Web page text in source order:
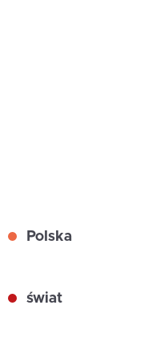
Polska
świat